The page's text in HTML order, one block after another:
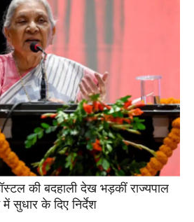
की बदहाली देख भड़कीं राज्यपाल
सुधार के दिए निर्देश